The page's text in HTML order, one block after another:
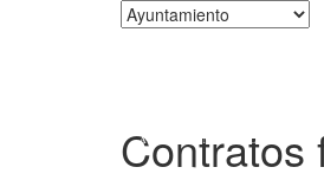
Contratos